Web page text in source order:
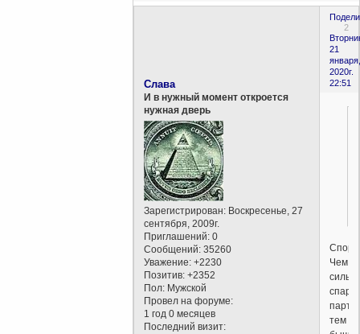
2
21
января,
2020г.
22:51
Слава
И в нужный момент откроется
нужная дверь
Зарегистрирован: Воскресенье, 27
сентября, 2009г.
Приглашений: 0
Сообщений: 35260
Уважение: +2230
Позитив: +2352
Пол: Мужской
Провел на форуме:
1 год 0 месяцев
Последний визит:
Чем
тем